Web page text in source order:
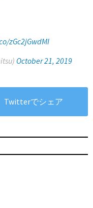
zGc2jGwdMI
October 21, 2019
Twitterでシェア